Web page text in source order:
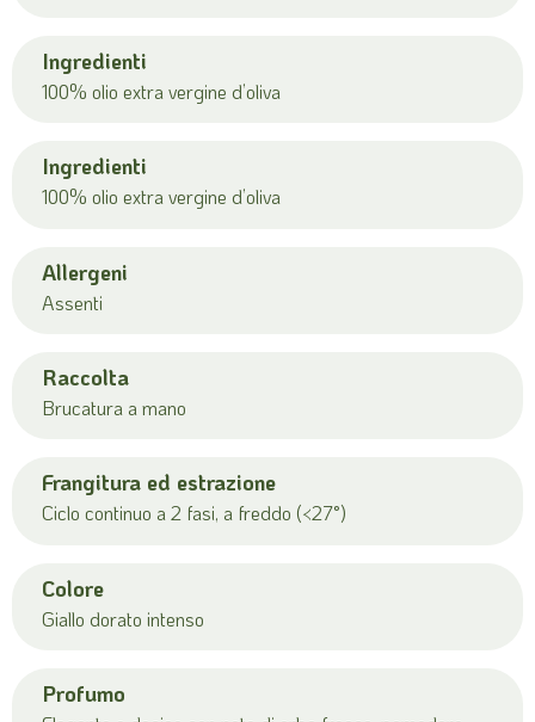
Ingredienti
100% olio extra vergine d’oliva
Ingredienti
100% olio extra vergine d’oliva
Allergeni
Assenti
Raccolta
Brucatura a mano
Frangitura ed estrazione
Ciclo continuo a 2 fasi, a freddo (<27°)
Colore
Giallo dorato intenso
Profumo